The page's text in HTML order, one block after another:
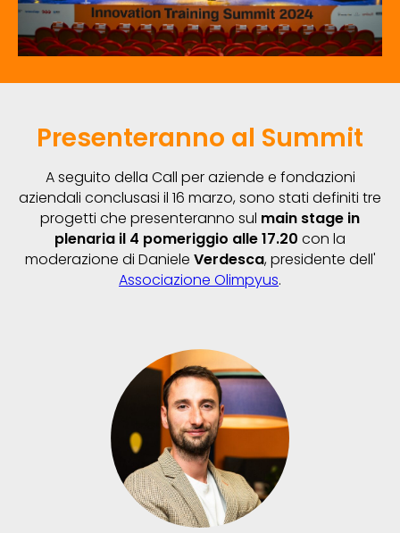
Presenteranno al Summit
A seguito della Call per aziende e fondazioni
aziendali conclusasi il 16 marzo, sono stati definiti tre
progetti che presenteranno sul main stage in
plenaria il 4 pomeriggio alle 17.20 con la
moderazione di Daniele Verdesca, presidente dell'
Associazione Olimpyus.